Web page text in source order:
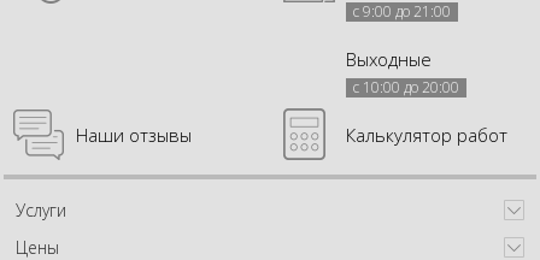
с 9:00 до 21:00
Выходные
с 10:00 до 20:00
Наши отзывы Калькулятор работ
Услуги
Цены